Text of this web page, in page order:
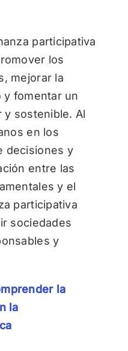
participativa
los
mejorar la
y fomentar un
y sostenible. Al
en los
decisiones y
entre las
y el
participativa
sociedades
y
la
la